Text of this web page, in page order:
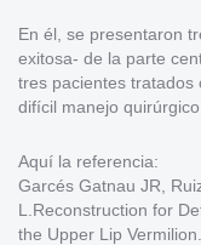
En él, se presentaron
exitosa- de la parte
tres pacientes
difícil manejo quirúrgico
Aquí la referencia:
Garcés Gatnau JR,
L.Reconstruction for
the Upper Lip